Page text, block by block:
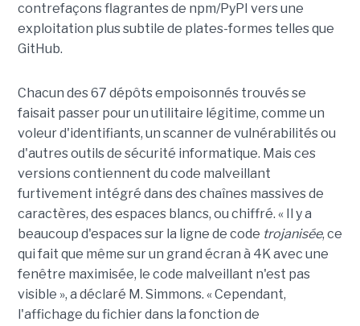
contrefaçons flagrantes de npm/PyPI vers une
exploitation plus subtile de plates-formes telles que
GitHub.
Chacun des 67 dépôts empoisonnés trouvés se
faisait passer pour un utilitaire légitime, comme un
voleur d'identifiants, un scanner de vulnérabilités ou
d'autres outils de sécurité informatique. Mais ces
versions contiennent du code malveillant
furtivement intégré dans des chaînes massives de
caractères, des espaces blancs, ou chiffré. « Il y a
beaucoup d'espaces sur la ligne de code trojanisée, ce
qui fait que même sur un grand écran à 4K avec une
fenêtre maximisée, le code malveillant n'est pas
visible », a déclaré M. Simmons. « Cependant,
l'affichage du fichier dans la fonction de